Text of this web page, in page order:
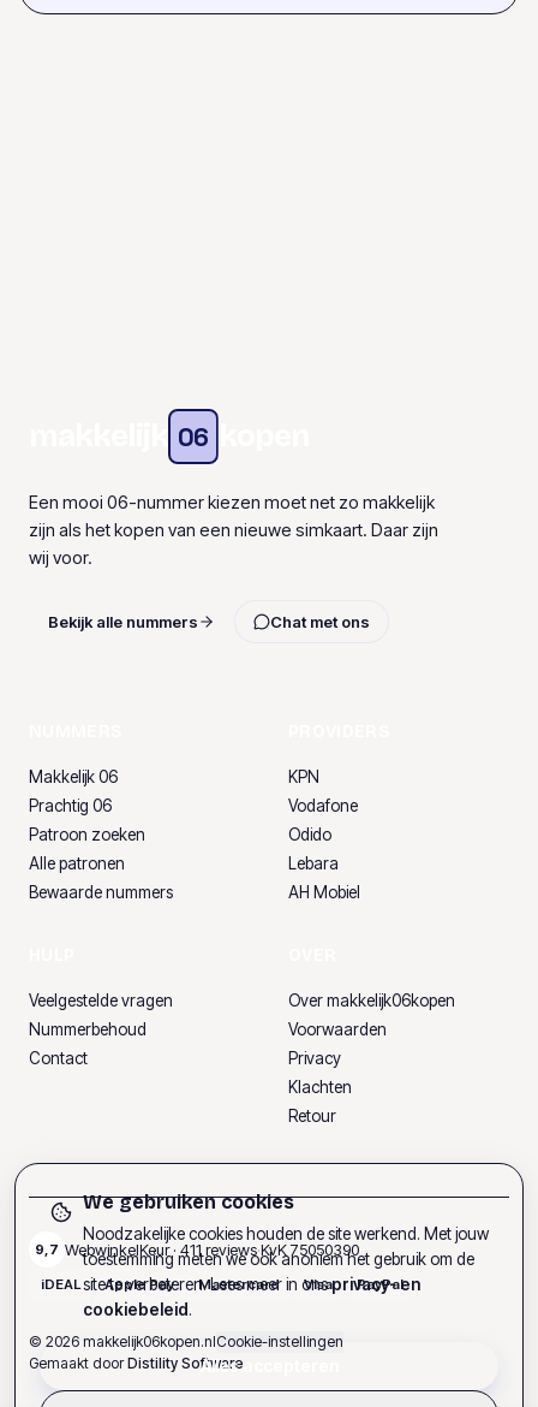
06
Een mooi 06-nummer kiezen moet net zo makkelijk
zijn als het kopen van een nieuwe simkaart. Daar zijn
wij voor.
Bekijk alle nummers Chat met ons
Makkelijk 06
Prachtig 06
Patroon zoeken
Alle patronen
Bewaarde nummers
KPN
Vodafone
Odido
Lebara
AH Mobiel
Veelgestelde vragen
Nummerbehoud
Contact
Over makkelijk06kopen
Voorwaarden
Privacy
Klachten
Retour
9,7 WebwinkelKeur · 411reviews·KvK75050390
iDEAL Apple Pay Mastercard Visa PayPal
© 2026 makkelijk06kopen.nlCookie-instellingen
Gemaakt door Distility Software
We gebruiken cookies
Noodzakelijke cookies houden de site werkend. Met jouw
toestemming meten we ook anoniem het gebruik om de
site te verbeteren. Lees meer in onsprivacy- en
cookiebeleid.
Alles accepteren